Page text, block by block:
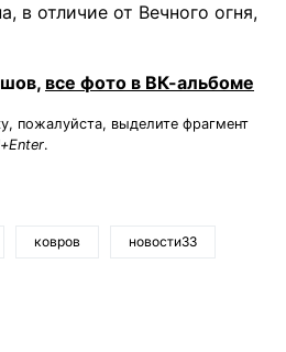
в отличие от Вечного огня,
все фото в ВК-альбоме
пожалуйста, выделите фрагмент
.
ковров новости33